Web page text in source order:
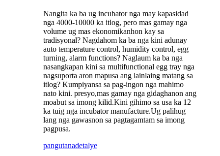
Nangita ka ba ug incubator nga may kapasidad
nga 4000-10000 ka itlog, pero mas gamay nga
volume ug mas ekonomikanhon kay sa
tradisyonal? Nagdahom ka ba nga kini adunay
auto temperature control, humidity control, egg
turning, alarm functions? Naglaum ka ba nga
nasangkapan kini sa multifunctional egg tray nga
nagsuporta aron mapusa ang lainlaing matang sa
itlog? Kumpiyansa sa pag-ingon nga mahimo
nato kini. presyo,mas gamay nga gidaghanon ang
moabut sa imong kilid.Kini gihimo sa usa ka 12
ka tuig nga incubator manufacture.Ug palihug
lang nga gawasnon sa pagtagamtam sa imong
pagpusa.
pangutanadetalye